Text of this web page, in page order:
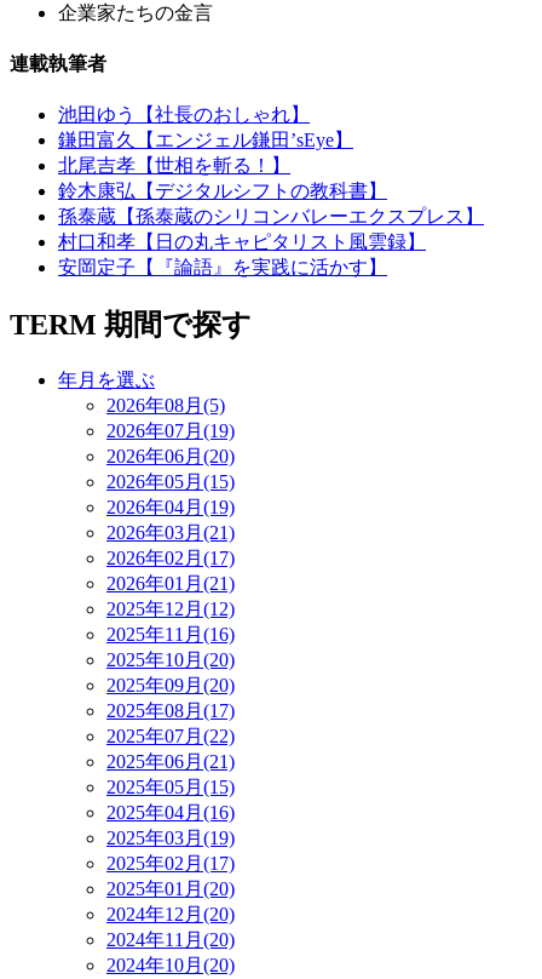
企業家たちの金言
連載執筆者
池田ゆう【社長のおしゃれ】
鎌田富久【エンジェル鎌田’sEye】
北尾吉孝【世相を斬る！】
鈴木康弘【デジタルシフトの教科書】
孫泰蔵【孫泰蔵のシリコンバレーエクスプレス】
村口和孝【日の丸キャピタリスト風雲録】
安岡定子【『論語』を実践に活かす】
TERM 期間で探す
年月を選ぶ
2026年08月(5)
2026年07月(19)
2026年06月(20)
2026年05月(15)
2026年04月(19)
2026年03月(21)
2026年02月(17)
2026年01月(21)
2025年12月(12)
2025年11月(16)
2025年10月(20)
2025年09月(20)
2025年08月(17)
2025年07月(22)
2025年06月(21)
2025年05月(15)
2025年04月(16)
2025年03月(19)
2025年02月(17)
2025年01月(20)
2024年12月(20)
2024年11月(20)
2024年10月(20)